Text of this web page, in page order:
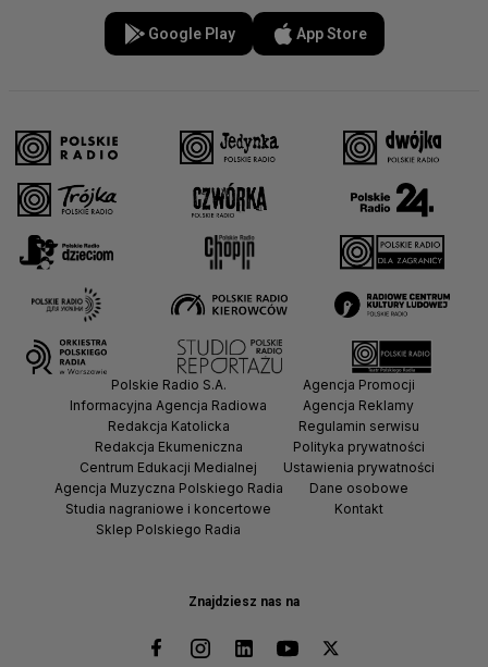
Google Play App Store
Znajdziesz nas na
Polskie Radio S.A.
Informacyjna Agencja Radiowa
Redakcja Katolicka
Redakcja Ekumeniczna
Centrum Edukacji Medialnej
Agencja Muzyczna Polskiego Radia
Studia nagraniowe i koncertowe
Sklep Polskiego Radia
Agencja Promocji
Agencja Reklamy
Regulamin serwisu
Polityka prywatności
Ustawienia prywatności
Dane osobowe
Kontakt